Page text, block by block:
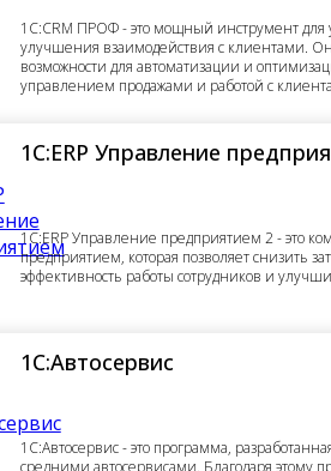
1С:CRM ПРОФ - это мощный инструмент для
улучшения взаимодействия с клиентами.
возможности для автоматизации и
управлением продажами и работой с
1С:ERP Управление
1С:ERP Управление предприятием 2 - это
предприятием, которая позволяет снизить
эффективность работы сотрудников и
1С:Автосервис
1С:Автосервис - это программа,
средними автосервисами. Благодаря этому